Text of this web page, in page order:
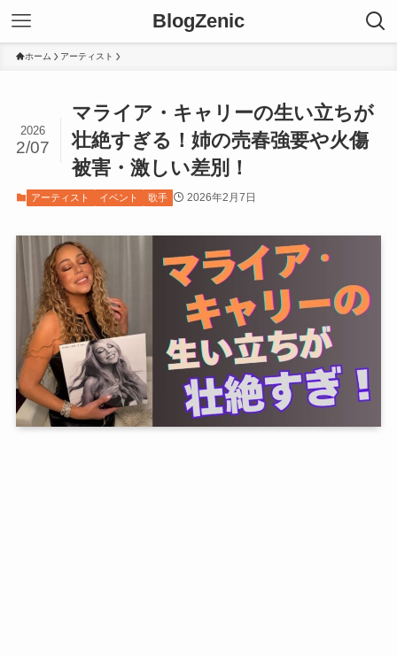
BlogZenic
ホーム アーティスト
マライア・キャリーの生い立ちが
壮絶すぎる！姉の売春強要や火傷
被害・激しい差別！
2026
2/07
アーティスト イベント 歌手 2026年2月7日